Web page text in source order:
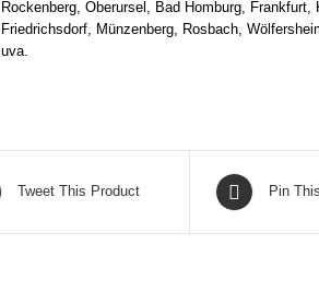
Rockenberg, Oberursel, Bad Homburg,
Friedrichsdorf, Münzenberg, Rosbach,
uva.
Tweet This Product Pin